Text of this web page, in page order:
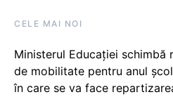
CELE MAI NOI
Ministerul Educației schimbă
de mobilitate pentru anul
în care se va face